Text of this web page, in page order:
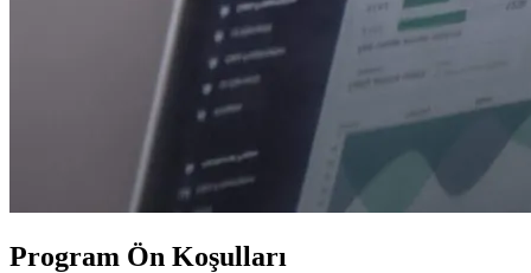
Program Ön Koşulları